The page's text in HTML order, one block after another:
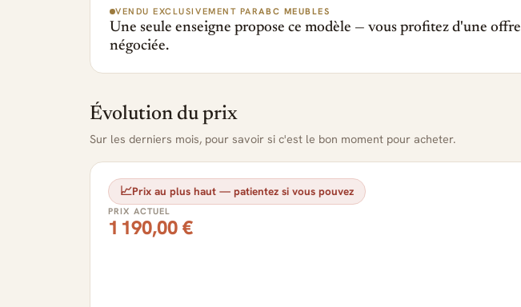
VENDU EXCLUSIVEMENT PARABC MEUBLES
Une seule enseigne propose ce modèle — vous profitez d'une offre
négociée.
Évolution du prix
Sur les derniers mois, pour savoir si c'est le bon moment pour acheter.
📈Prix au plus haut — patientez si vous pouvez
PRIX ACTUEL
1 190,00 €